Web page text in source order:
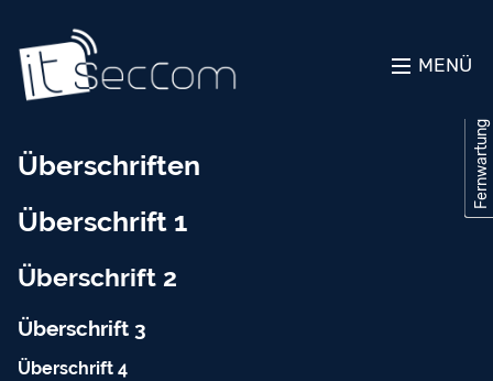
MENÜ
Überschriften
Überschrift 1
Überschrift 2
Überschrift 3
Überschrift 4
Fernwartung
Fernwartung